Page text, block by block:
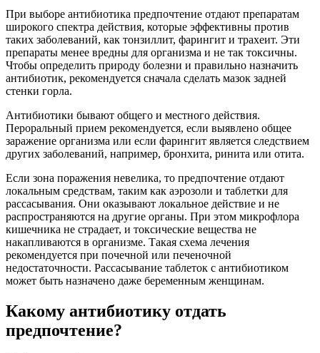
При выборе антибиотика предпочтение отдают препаратам
широкого спектра действия, которые эффективны против
таких заболеваний, как тонзиллит, фарингит и трахеит. Эти
препараты менее вредны для организма и не так токсичны.
Чтобы определить природу болезни и правильно назначить
антибиотик, рекомендуется сначала сделать мазок задней
стенки горла.
Антибиотики бывают общего и местного действия.
Пероральный прием рекомендуется, если выявлено общее
заражение организма или если фарингит является следствием
других заболеваний, например, бронхита, ринита или отита.
Если зона поражения невелика, то предпочтение отдают
локальным средствам, таким как аэрозоли и таблетки для
рассасывания. Они оказывают локальное действие и не
распространяются на другие органы. При этом микрофлора
кишечника не страдает, и токсические вещества не
накапливаются в организме. Такая схема лечения
рекомендуется при почечной или печеночной
недостаточности. Рассасывание таблеток с антибиотиком
может быть назначено даже беременным женщинам.
Какому антибиотику отдать
предпочтение?